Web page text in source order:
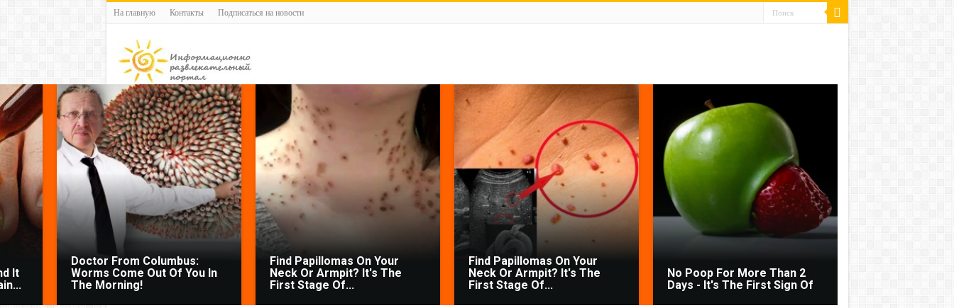
На главную Контакты Подписаться на новости
It
Doctor From Columbus:
Worms Come Out Of You In
The Morning!
Find Papillomas On Your
Neck Or Armpit? It's The
First Stage Of...
Find Papillomas On Your
Neck Or Armpit? It's The
First Stage Of...
No Poop For More Than 2
Days - It's The First Sign Of